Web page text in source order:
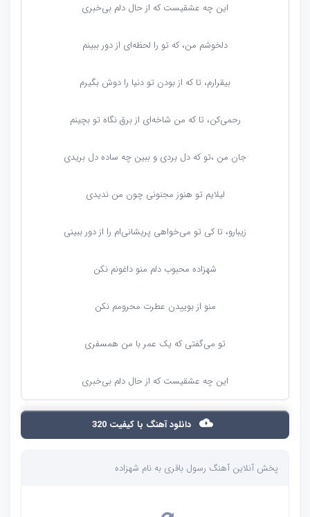
این چه عشقیست که از حال دلم بی‌خبری
دلخوشم من، که تو را لحظه‌ای از دور ببینم
بیقرارم، تا که از بودن تو دنیا را دوش بگیرم
رحمی‌کن، تا که من شاخه‌ای از برق نگاه تو بچینم
جان من ،تو که دل بردی و ببین چه ساده دل بریدی
لیلایم تو هنوز مجنونی چون من ندیدی
زیبارو، تا کی تو می‌خواهی پریشانی‌ام را از دور ببینی
شهزاده محبوب دلم منو داغونم نکن
منو از بوییدن عطرت محرومم نکن
تو می‌گفتی که یک عمر با من همسفری
این چه عشقیست که از حال دلم بی‌خبری
دانلود آهنگ با کیفیت 320
پخش آنلاین آهنگ رسول باقری به نام شهزاده